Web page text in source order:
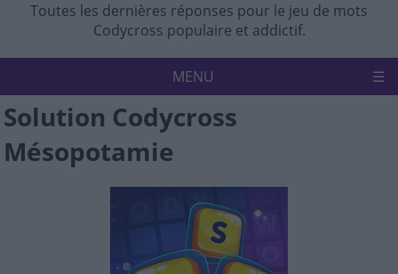
Toutes les dernières réponses pour le jeu de mots
Codycross populaire et addictif.
MENU
Accueil Politique de confidentialité
Avertissement
Solution Codycross
Mésopotamie